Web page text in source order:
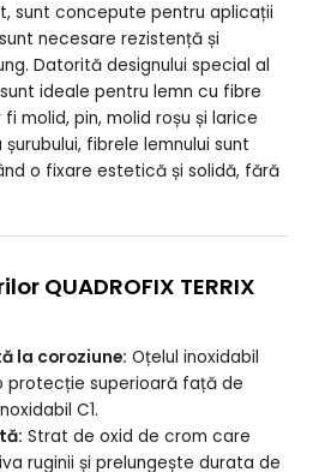
sunt concepute pentru aplicații
necesare rezistență și
Datorită designului special al
ideale pentru lemn cu fibre
molid, pin, molid roșu și larice
fibrele lemnului sunt
o fixare estetică și solidă, fără
QUADROFIX TERRIX
la coroziune: Oțelul inoxidabil
protecție superioară față de
C1.
Strat de oxid de crom care
ruginii și prelungește durata de